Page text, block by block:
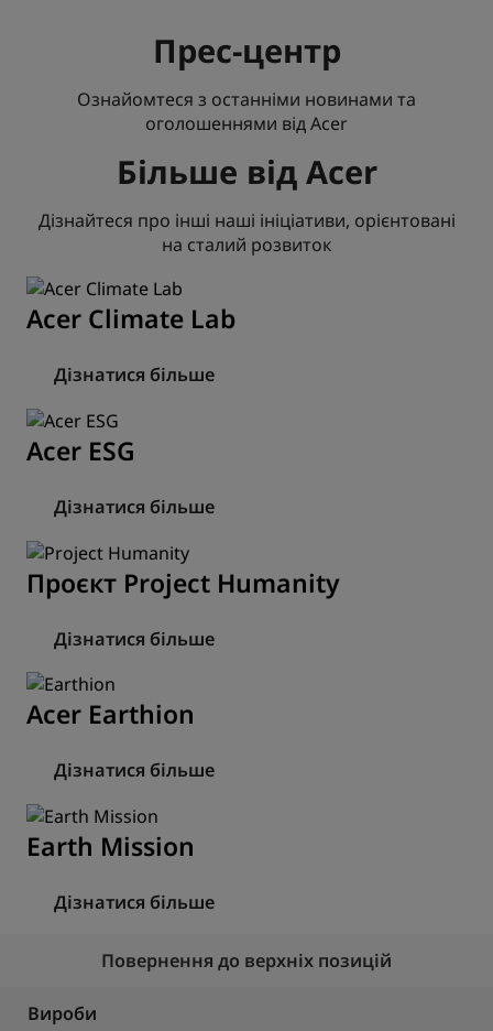
Прес-центр
Ознайомтеся з останніми новинами та
оголошеннями від Acer
Більше від Acer
Дізнайтеся про інші наші ініціативи, орієнтовані
на сталий розвиток
Acer Climate Lab
Дізнатися більше
Acer ESG
Дізнатися більше
Проєкт Project Humanity
Дізнатися більше
Acer Earthion
Дізнатися більше
Earth Mission
Дізнатися більше
Повернення до верхніх позицій
Вироби